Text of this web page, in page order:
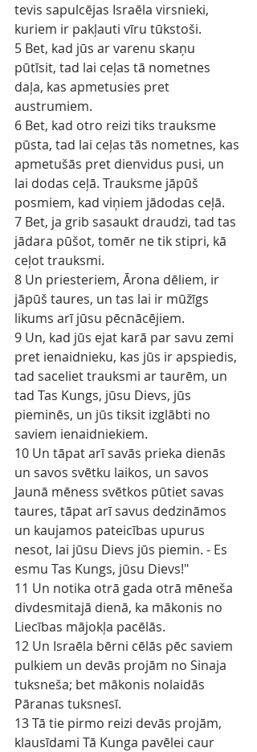
tevis sapulcējas Israēla virsnieki,
kuriem ir pakļauti vīru tūkstoši.
5 Bet, kad jūs ar varenu skaņu
pūtīsit, tad lai ceļas tā nometnes
daļa, kas apmetusies pret
austrumiem.
6 Bet, kad otro reizi tiks trauksme
pūsta, tad lai ceļas tās nometnes, kas
apmetušās pret dienvidus pusi, un
lai dodas ceļā. Trauksme jāpūš
posmiem, kad viņiem jādodas ceļā.
7 Bet, ja grib sasaukt draudzi, tad tas
jādara pūšot, tomēr ne tik stipri, kā
ceļot trauksmi.
8 Un priesteriem, Ārona dēliem, ir
jāpūš taures, un tas lai ir mūžīgs
likums arī jūsu pēcnācējiem.
9 Un, kad jūs ejat karā par savu zemi
pret ienaidnieku, kas jūs ir apspiedis,
tad saceliet trauksmi ar taurēm, un
tad Tas Kungs, jūsu Dievs, jūs
pieminēs, un jūs tiksit izglābti no
saviem ienaidniekiem.
10 Un tāpat arī savās prieka dienās
un savos svētku laikos, un savos
Jaunā mēness svētkos pūtiet savas
taures, tāpat arī savus dedzināmos
un kaujamos pateicības upurus
nesot, lai jūsu Dievs jūs piemin. - Es
esmu Tas Kungs, jūsu Dievs!"
11 Un notika otrā gada otrā mēneša
divdesmitajā dienā, ka mākonis no
Liecības mājokļa pacēlās.
12 Un Israēla bērni cēlās pēc saviem
pulkiem un devās projām no Sinaja
tuksneša; bet mākonis nolaidās
Pāranas tuksnesī.
13 Tā tie pirmo reizi devās projām,
klausīdami Tā Kunga pavēlei caur